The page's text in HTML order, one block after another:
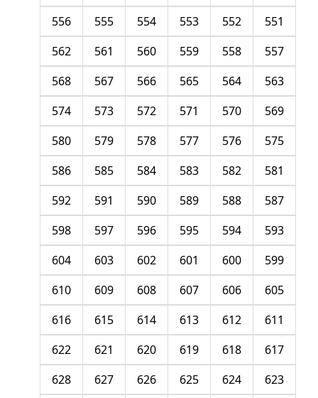
551
552
553
554
555
556
557
558
559
560
561
562
563
564
565
566
567
568
569
570
571
572
573
574
575
576
577
578
579
580
581
582
583
584
585
586
587
588
589
590
591
592
593
594
595
596
597
598
599
600
601
602
603
604
605
606
607
608
609
610
611
612
613
614
615
616
617
618
619
620
621
622
623
624
625
626
627
628